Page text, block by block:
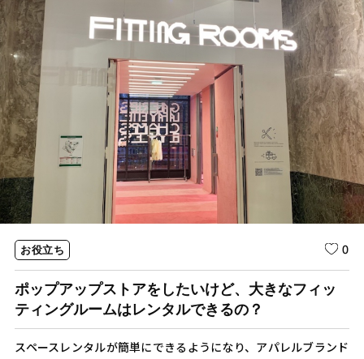
お役立ち 0
ポップアップストアをしたいけど、大きなフィッ
ティングルームはレンタルできるの？
スペースレンタルが簡単にできるようになり、アパレルブランド